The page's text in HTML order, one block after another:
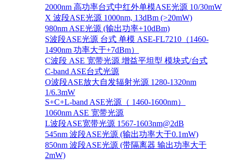
2000nm 高功率台式中红外单模ASE光源 10/30mW
X 波段ASE光源 1000nm, 13dBm (>20mW)
980nm ASE光源 (输出功率+10dBm)
S波段ASE光源 台式 单模 ASE-FL7210（1460-
1490nm 功率大于+7dBm）
C波段 ASE 宽带光源 增益平坦型 模块式/台式
C-band ASE台式光源
O波段ASE放大自发辐射光源 1280-1320nm
1/6.3mW
S+C+L-band ASE光源（ 1460-1600nm）
1060nm ASE 宽带光源
L波段ASE宽带光源 1567-1603nm@2dB
545nm 波段ASE光源 (输出功率大于0.1mW)
850nm 波段ASE光源 (带隔离器 输出功率大于
2mW)